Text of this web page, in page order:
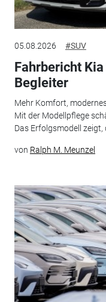
05.08.2026 #SUV
Fahrbericht
Begleiter
Mehr Komfort,
Mit der Modellpflege
Das Erfolgsmodell zeigt,
von Ralph M. Meunzel